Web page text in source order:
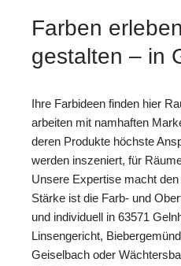
Farben
gestalten – in
Ihre Farbideen finden hier
arbeiten mit namhaften
deren Produkte höchste
werden inszeniert, für
Unsere Expertise macht
Stärke ist die Farb- und
und individuell in 63571
Linsengericht,
Geiselbach oder